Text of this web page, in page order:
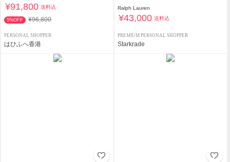
¥91,800 送料込
5%OFF ¥96,800
PERSONAL SHOPPER
はひふへ香港
Ralph Lauren
¥43,000 送料込
PREMIUM PERSONAL SHOPPER
Starkrade